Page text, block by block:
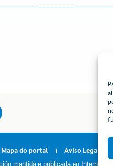
Mapa do portal Aviso Legal
mantida e publicada en Internet